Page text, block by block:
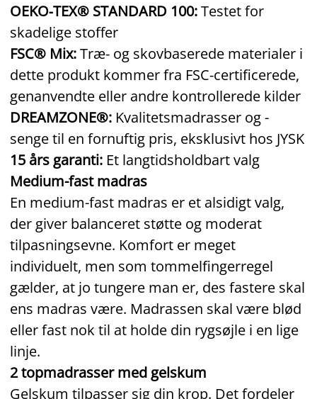
OEKO‑TEX® STANDARD 100:Testet for
skadelige stoffer
FSC® Mix:Træ‑ og skovbaserede materialer i
dette produkt kommer fra FSC‑certificerede,
genanvendte eller andre kontrollerede kilder
DREAMZONE®: Kvalitetsmadrasser og -
senge til en fornuftig pris, eksklusivt hos JYSK
15 års garanti: Et langtidsholdbart valg
Medium-fast madras
En medium-fast madras er et alsidigt valg,
der giver balanceret støtte og moderat
tilpasningsevne. Komfort er meget
individuelt, men som tommelfingerregel
gælder, at jo tungere man er, des fastere skal
ens madras være. Madrassen skal være blød
eller fast nok til at holde din rygsøjle i en lige
linje.
2 topmadrasser med gelskum
Gelskum tilpasser sig din krop. Det fordeler